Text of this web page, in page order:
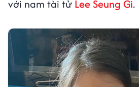
với nam tài tử Lee Seung Gi.